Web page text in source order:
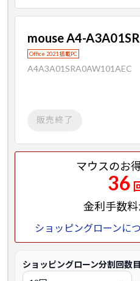
mouse A4-
Office 2021 搭載PC
A4A3A01SRA0AW101AEC
販売終了
マウスのお
36
金利手数
ショッピングローンに
ショッピングローン分割回数